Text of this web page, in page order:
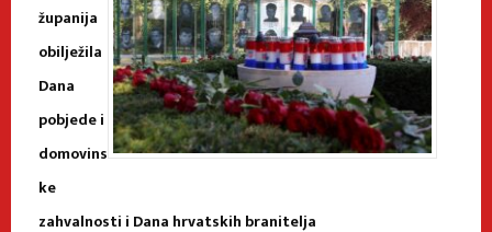
županija
obilježila
Dana
pobjede i
domovins
ke
zahvalnosti i Dana hrvatskih branitelja